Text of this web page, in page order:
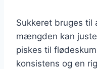
Sukkeret bruges til
mængden kan
piskes til
konsistens og en